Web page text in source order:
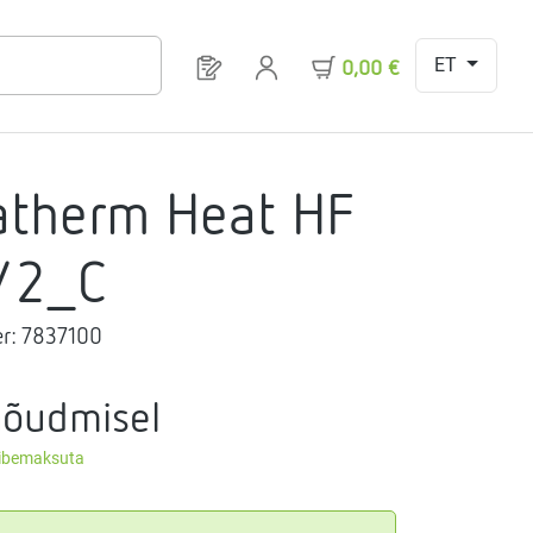
Sul on 0 toodet soovinimekirjas
0,00 € ET
Heat HF
7837100